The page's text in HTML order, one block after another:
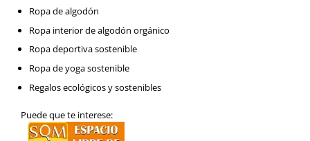
Ropa de algodón
Ropa interior de algodón orgánico
Ropa deportiva sostenible
Ropa de yoga sostenible
Regalos ecológicos y sostenibles
Puede que te interese: